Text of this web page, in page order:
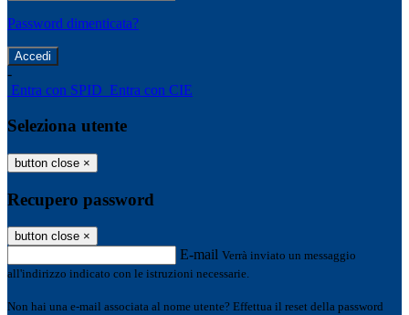
Password dimenticata?
-
Entra con SPID Entra con CIE
Seleziona utente
button close ×
Recupero password
button close ×
E-mail Verrà inviato un messaggio
all'indirizzo indicato con le istruzioni necessarie.
Non hai una e-mail associata al nome utente? Effettua il reset della password